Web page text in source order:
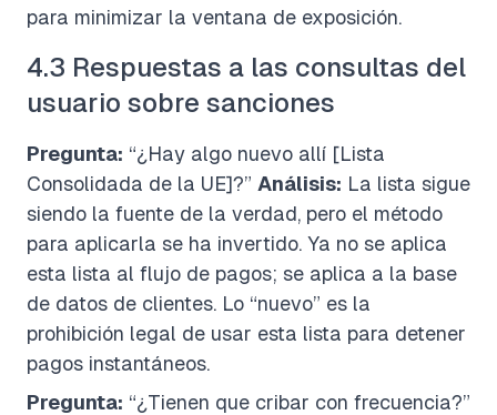
para minimizar la ventana de exposición.
4.3 Respuestas a las consultas del
usuario sobre sanciones
Pregunta: “¿Hay algo nuevo allí [Lista
Consolidada de la UE]?” Análisis: La lista sigue
siendo la fuente de la verdad, pero el método
para aplicarla se ha invertido. Ya no se aplica
esta lista al flujo de pagos; se aplica a la base
de datos de clientes. Lo “nuevo” es la
prohibición legal de usar esta lista para detener
pagos instantáneos.
Pregunta: “¿Tienen que cribar con frecuencia?”